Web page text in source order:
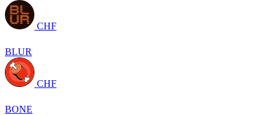
CHF
BLUR
CHF
BONE